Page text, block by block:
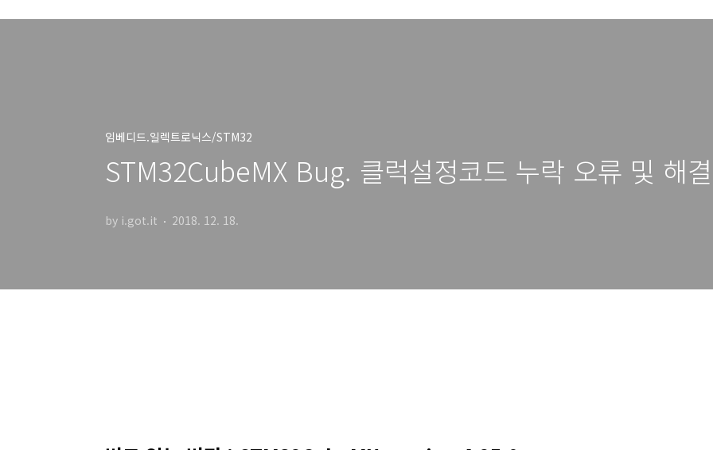
임베디드.일렉트로닉스/STM32
STM32CubeMX Bug. 클럭설정코드 누락 오류 및 해
by i.got.it 2018. 12. 18.